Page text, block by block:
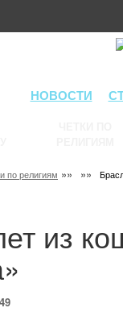
НОВОСТИ
по религиям »» »»
из